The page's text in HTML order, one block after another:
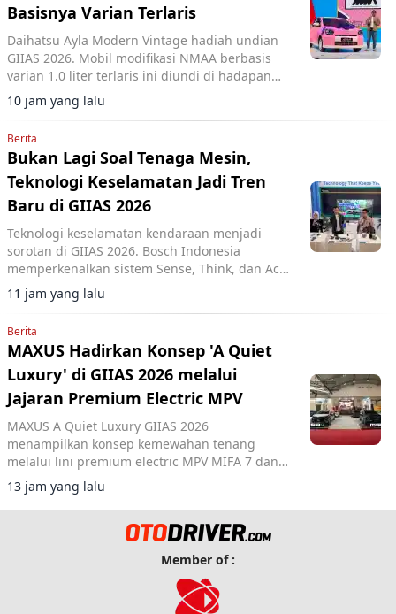
Basisnya Varian Terlaris
Daihatsu Ayla Modern Vintage hadiah undian
GIIAS 2026. Mobil modifikasi NMAA berbasis
varian 1.0 liter terlaris ini diundi di hadapan
pengunjung dan dimenangkan konsumen dari
Lampung.
10 jam yang lalu
Berita
Bukan Lagi Soal Tenaga Mesin,
Teknologi Keselamatan Jadi Tren
Baru di GIIAS 2026
Teknologi keselamatan kendaraan menjadi
sorotan di GIIAS 2026. Bosch Indonesia
memperkenalkan sistem Sense, Think, dan Act
yang membantu pengemudi.
11 jam yang lalu
Berita
MAXUS Hadirkan Konsep 'A Quiet
Luxury' di GIIAS 2026 melalui
Jajaran Premium Electric MPV
MAXUS A Quiet Luxury GIIAS 2026
menampilkan konsep kemewahan tenang
melalui lini premium electric MPV MIFA 7 dan
MIFA 9 di ICE BSD City.
13 jam yang lalu
Member of :